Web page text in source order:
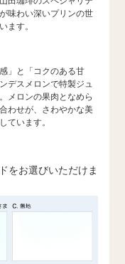
味わい深いプリンの世
ます。
」と「コクのある甘
デスメロンで特製ジュ
メロンの果肉となめら
わせが、さわやかな美
ています。
をお選びいただけま